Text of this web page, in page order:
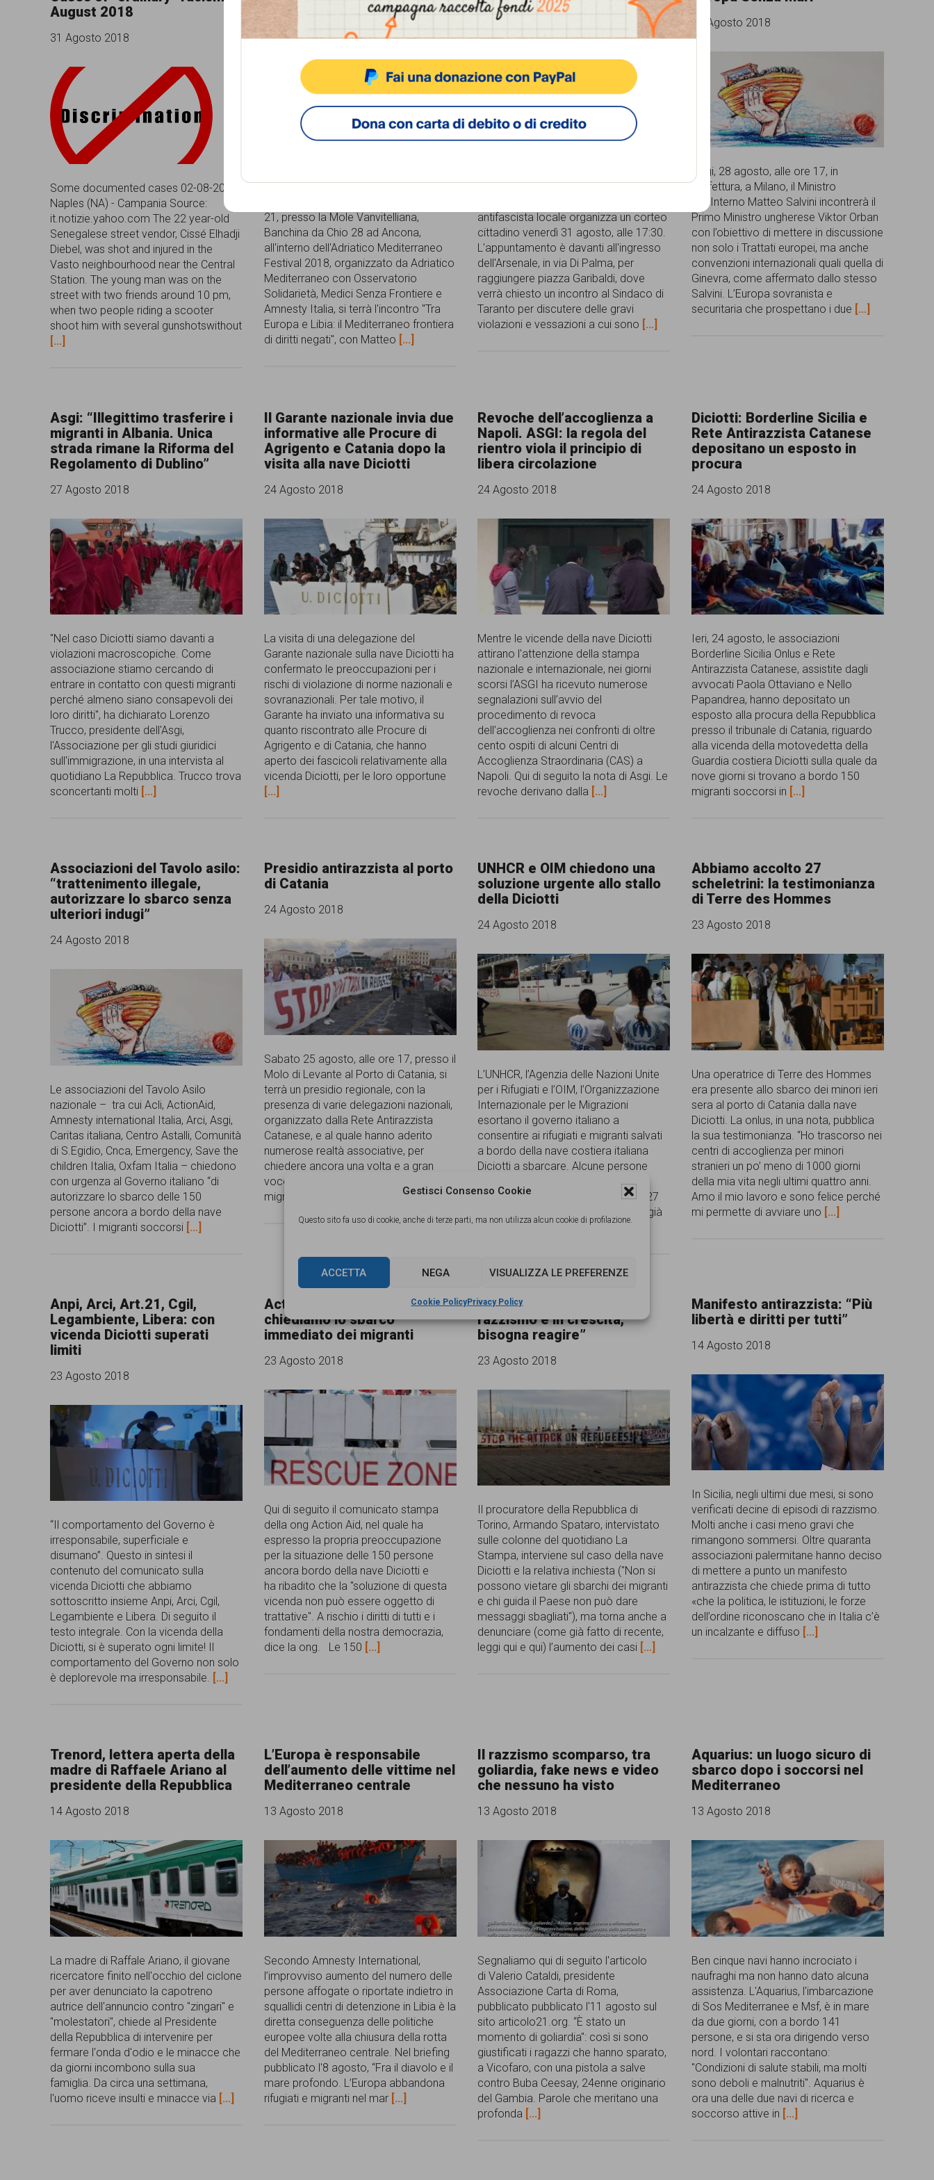
Gestisci Consenso Cookie
Questo sito fa uso di cookie, anche di terze parti, ma non utilizza alcun cookie di profilazione.
ACCETTA NEGA VISUALIZZA LE PREFERENZE
Cookie PolicyPrivacy Policy
comunicazione
specificamente
dedicato
al
fenomeno
del
razzismo
curato
da
Lunaria
in
collaborazione
con
persone,
associazioni
che
si
battono
per
le
pari
opportunità
e
la
garanzia
dei
diritti
di
cittadinanza
per
tutti.
August 2018
31 Agosto 2018
Some documented cases 02-08-2018,
Naples (NA) - Campania Source:
it.notizie.yahoo.com The 22 year-old
Senegalese street vendor, Cissé Elhadji
Diebel, was shot and injured in the
Vasto neighbourhood near the Central
Station. The young man was on the
street with two friends around 10 pm,
when two people riding a scooter
shoot him with several gunshotswithout
[...]
Mediterraneo frontiera di
21, presso la Mole Vanvitelliana,
Banchina da Chio 28 ad Ancona,
all'interno dell'Adriatico Mediterraneo
Festival 2018, organizzato da Adriatico
Mediterraneo con Osservatorio
Solidarietà, Medici Senza Frontiere e
Amnesty Italia, si terrà l'incontro "Tra
Europa e Libia: il Mediterraneo frontiera
di diritti negati", con Matteo [...]
cittadino
28 Agosto 2018
La campagna Welcome Taranto
antifascista locale organizza un corteo
cittadino venerdì 31 agosto, alle 17:30.
L'appuntamento è davanti all'ingresso
dell'Arsenale, in via Di Palma, per
raggiungere piazza Garibaldi, dove
verrà chiesto un incontro al Sindaco di
Taranto per discutere delle gravi
violazioni e vessazioni a cui sono [...]
28 Agosto 2018
Oggi, 28 agosto, alle ore 17, in
Prefettura, a Milano, il Ministro
dell'Interno Matteo Salvini incontrerà il
Primo Ministro ungherese Viktor Orban
con l’obiettivo di mettere in discussione
non solo i Trattati europei, ma anche
convenzioni internazionali quali quella di
Ginevra, come affermato dallo stesso
Salvini. L’Europa sovranista e
securitaria che prospettano i due [...]
Asgi: “Illegittimo trasferire i
migranti in Albania. Unica
strada rimane la Riforma del
Regolamento di Dublino”
27 Agosto 2018
"Nel caso Diciotti siamo davanti a
violazioni macroscopiche. Come
associazione stiamo cercando di
entrare in contatto con questi migranti
perché almeno siano consapevoli dei
loro diritti", ha dichiarato Lorenzo
Trucco, presidente dell'Asgi,
l'Associazione per gli studi giuridici
sull'immigrazione, in una intervista al
quotidiano La Repubblica. Trucco trova
sconcertanti molti [...]
Il Garante nazionale invia due
informative alle Procure di
Agrigento e Catania dopo la
visita alla nave Diciotti
24 Agosto 2018
La visita di una delegazione del
Garante nazionale sulla nave Diciotti ha
confermato le preoccupazioni per i
rischi di violazione di norme nazionali e
sovranazionali. Per tale motivo, il
Garante ha inviato una informativa su
quanto riscontrato alle Procure di
Agrigento e di Catania, che hanno
aperto dei fascicoli relativamente alla
vicenda Diciotti, per le loro opportune
[...]
Revoche dell’accoglienza a
Napoli. ASGI: la regola del
rientro viola il principio di
libera circolazione
24 Agosto 2018
Mentre le vicende della nave Diciotti
attirano l'attenzione della stampa
nazionale e internazionale, nei giorni
scorsi l’ASGI ha ricevuto numerose
segnalazioni sull’avvio del
procedimento di revoca
dell’accoglienza nei confronti di oltre
cento ospiti di alcuni Centri di
Accoglienza Straordinaria (CAS) a
Napoli. Qui di seguito la nota di Asgi. Le
revoche derivano dalla [...]
Diciotti: Borderline Sicilia e
Rete Antirazzista Catanese
depositano un esposto in
procura
24 Agosto 2018
Ieri, 24 agosto, le associazioni
Borderline Sicilia Onlus e Rete
Antirazzista Catanese, assistite dagli
avvocati Paola Ottaviano e Nello
Papandrea, hanno depositato un
esposto alla procura della Repubblica
presso il tribunale di Catania, riguardo
alla vicenda della motovedetta della
Guardia costiera Diciotti sulla quale da
nove giorni si trovano a bordo 150
migranti soccorsi in [...]
Associazioni del Tavolo asilo:
“trattenimento illegale,
autorizzare lo sbarco senza
ulteriori indugi”
24 Agosto 2018
Le associazioni del Tavolo Asilo
nazionale – tra cui Acli, ActionAid,
Amnesty international Italia, Arci, Asgi,
Caritas italiana, Centro Astalli, Comunità
di S.Egidio, Cnca, Emergency, Save the
children Italia, Oxfam Italia – chiedono
con urgenza al Governo italiano “di
autorizzare lo sbarco delle 150
persone ancora a bordo della nave
Diciotti”. I migranti soccorsi [...]
Presidio antirazzista al porto
di Catania
24 Agosto 2018
Sabato 25 agosto, alle ore 17, presso il
Molo di Levante al Porto di Catania, si
terrà un presidio regionale, con la
presenza di varie delegazioni nazionali,
organizzato dalla Rete Antirazzista
Catanese, e al quale hanno aderito
numerose realtà associative, per
chiedere ancora una volta e a gran
voce che le autorità lascino sbarcare i
migranti ancora a bordo della nave[...]
UNHCR e OIM chiedono una
soluzione urgente allo stallo
della Diciotti
24 Agosto 2018
L’UNHCR, l’Agenzia delle Nazioni Unite
per i Rifugiati e l’OIM, l’Organizzazione
Internazionale per le Migrazioni
esortano il governo italiano a
consentire ai rifugiati e migranti salvati
a bordo della nave costiera italiana
Diciotti a sbarcare. Alcune persone
vulnerabili – tra cui 17 persone
bisognose di assistenza medica e 27
minori non accompagnati – hanno già
avuto il[...]
Abbiamo accolto 27
scheletrini: la testimonianza
di Terre des Hommes
23 Agosto 2018
Una operatrice di Terre des Hommes
era presente allo sbarco dei minori ieri
sera al porto di Catania dalla nave
Diciotti. La onlus, in una nota, pubblica
la sua testimonianza. “Ho trascorso nei
centri di accoglienza per minori
stranieri un po’ meno di 1000 giorni
della mia vita negli ultimi quattro anni.
Amo il mio lavoro e sono felice perché
mi permette di avviare uno [...]
Anpi, Arci, Art.21, Cgil,
Legambiente, Libera: con
vicenda Diciotti superati
limiti
23 Agosto 2018
“Il comportamento del Governo è
irresponsabile, superficiale e
disumano”. Questo in sintesi il
contenuto del comunicato sulla
vicenda Diciotti che abbiamo
sottoscritto insieme Anpi, Arci, Cgil,
Legambiente e Libera. Di seguito il
testo integrale. Con la vicenda della
Diciotti, si è superato ogni limite! Il
comportamento del Governo non solo
è deplorevole ma irresponsabile. [...]
Action Aid su Diciotti:
chiediamo lo sbarco
immediato dei migranti
23 Agosto 2018
Qui di seguito il comunicato stampa
della ong Action Aid, nel quale ha
espresso la propria preoccupazione
per la situazione delle 150 persone
ancora bordo della nave Diciotti e
ha ribadito che la "soluzione di questa
vicenda non può essere oggetto di
trattative". A rischio i diritti di tutti e i
fondamenti della nostra democrazia,
dice la ong. Le 150 [...]
Il procuratore Spataro: “Il
razzismo è in crescita,
bisogna reagire”
23 Agosto 2018
Il procuratore della Repubblica di
Torino, Armando Spataro, intervistato
sulle colonne del quotidiano La
Stampa, interviene sul caso della nave
Diciotti e la relativa inchiesta ("Non si
possono vietare gli sbarchi dei migranti
e chi guida il Paese non può dare
messaggi sbagliati"), ma torna anche a
denunciare (come già fatto di recente,
leggi qui e qui) l’aumento dei casi [...]
Manifesto antirazzista: “Più
libertà e diritti per tutti”
14 Agosto 2018
In Sicilia, negli ultimi due mesi, si sono
verificati decine di episodi di razzismo.
Molti anche i casi meno gravi che
rimangono sommersi. Oltre quaranta
associazioni palermitane hanno deciso
di mettere a punto un manifesto
antirazzista che chiede prima di tutto
«che la politica, le istituzioni, le forze
dell’ordine riconoscano che in Italia c’è
un incalzante e diffuso [...]
Trenord, lettera aperta della
madre di Raffaele Ariano al
presidente della Repubblica
14 Agosto 2018
La madre di Raffale Ariano, il giovane
ricercatore finito nell'occhio del ciclone
per aver denunciato la capotreno
autrice dell'annuncio contro "zingari" e
"molestatori", chiede al Presidente
della Repubblica di intervenire per
fermare l'onda d'odio e le minacce che
da giorni incombono sulla sua
famiglia. Da circa una settimana,
l'uomo riceve insulti e minacce via [...]
L’Europa è responsabile
dell’aumento delle vittime nel
Mediterraneo centrale
13 Agosto 2018
Secondo Amnesty International,
l’improvviso aumento del numero delle
persone affogate o riportate indietro in
squallidi centri di detenzione in Libia è la
diretta conseguenza delle politiche
europee volte alla chiusura della rotta
del Mediterraneo centrale. Nel briefing
pubblicato l'8 agosto, “Fra il diavolo e il
mare profondo. L’Europa abbandona
rifugiati e migranti nel mar [...]
Il razzismo scomparso, tra
goliardia, fake news e video
che nessuno ha visto
13 Agosto 2018
Segnaliamo qui di seguito l'articolo
di Valerio Cataldi, presidente
Associazione Carta di Roma,
pubblicato pubblicato l'11 agosto sul
sito articolo21.org. “È stato un
momento di goliardia": così si sono
giustificati i ragazzi che hanno sparato,
a Vicofaro, con una pistola a salve
contro Buba Ceesay, 24enne originario
del Gambia. Parole che meritano una
profonda [...]
Aquarius: un luogo sicuro di
sbarco dopo i soccorsi nel
Mediterraneo
13 Agosto 2018
Ben cinque navi hanno incrociato i
naufraghi ma non hanno dato alcuna
assistenza. L'Aquarius, l'imbarcazione
di Sos Mediterranee e Msf, è in mare
da due giorni, con a bordo 141
persone, e si sta ora dirigendo verso
nord. I volontari raccontano:
"Condizioni di salute stabili, ma molti
sono deboli e malnutriti". Aquarius è
ora una delle due navi di ricerca e
soccorso attive in [...]